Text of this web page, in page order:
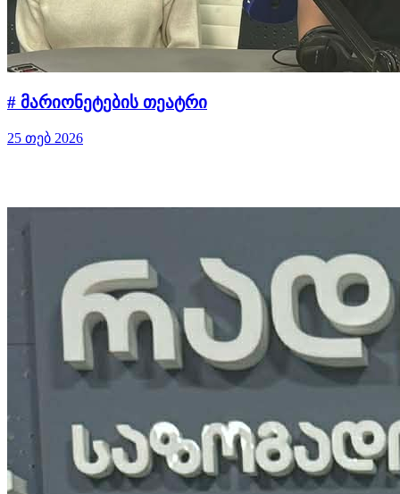
# მარიონეტების თეატრი
25 თებ 2026